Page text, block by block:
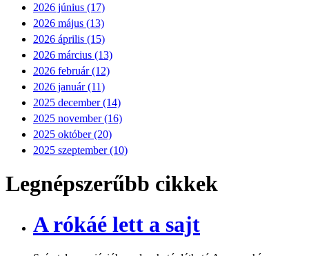
2026 június (17)
2026 május (13)
2026 április (15)
2026 március (13)
2026 február (12)
2026 január (11)
2025 december (14)
2025 november (16)
2025 október (20)
2025 szeptember (10)
Legnépszerűbb cikkek
A rókáé lett a sajt